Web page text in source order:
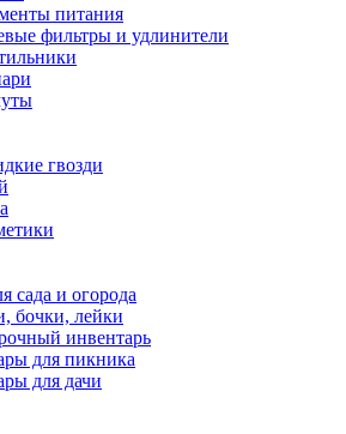
питания
фильтры и удлинители
гвозди
сада и огорода
бочки, лейки
инвентарь
для пикника
для дачи